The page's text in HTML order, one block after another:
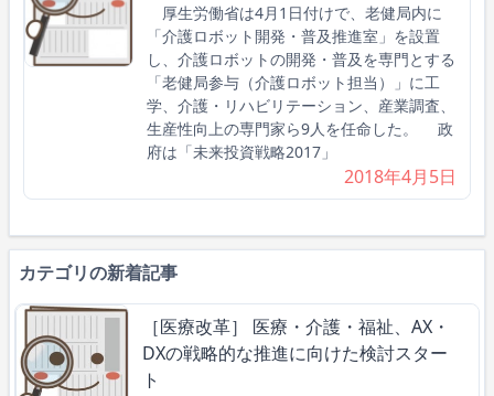
厚生労働省は4月1日付けで、老健局内に
「介護ロボット開発・普及推進室」を設置
し、介護ロボットの開発・普及を専門とする
「老健局参与（介護ロボット担当）」に工
学、介護・リハビリテーション、産業調査、
生産性向上の専門家ら9人を任命した。 政
府は「未来投資戦略2017」
2018年4月5日
カテゴリの新着記事
［医療改革］ 医療・介護・福祉、AX・
DXの戦略的な推進に向けた検討スター
ト